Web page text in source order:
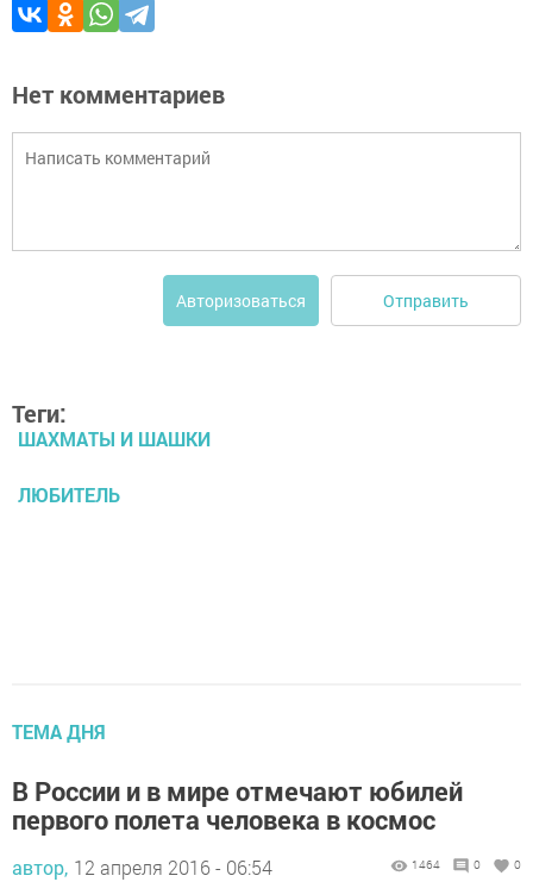
Нет комментариев
Авторизоваться Отправить
Теги:
ШАХМАТЫ И ШАШКИ
ЛЮБИТЕЛЬ
ТЕМА ДНЯ
В России и в мире отмечают юбилей
первого полета человека в космос
автор, 12 апреля 2016 - 06:54 1464 0 0